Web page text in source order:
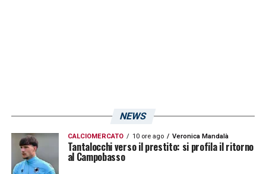
NEWS
CALCIOMERCATO 10 ore ago Veronica Mandalà
Tantalocchi verso il prestito: si profila il ritorno
al Campobasso